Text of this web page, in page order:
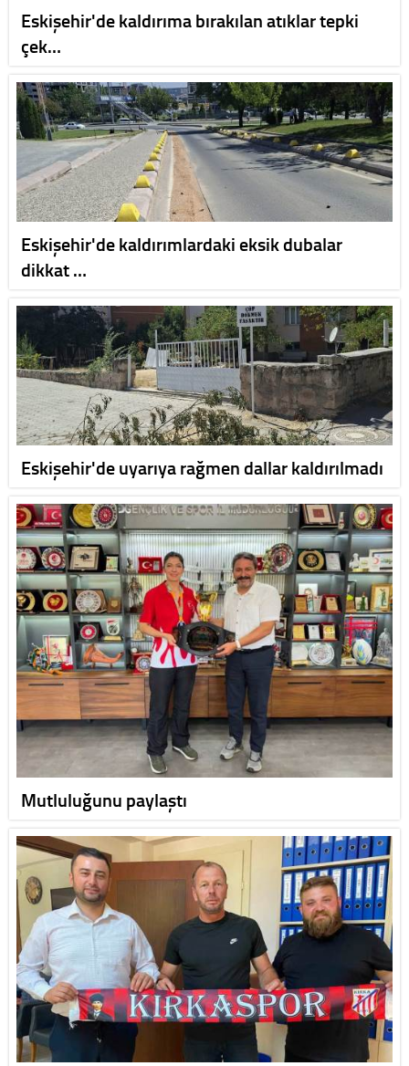
Eskişehir'de kaldırıma bırakılan atıklar tepki
çek…
Eskişehir'de kaldırımlardaki eksik dubalar
dikkat …
Eskişehir'de uyarıya rağmen dallar kaldırılmadı
Mutluluğunu paylaştı